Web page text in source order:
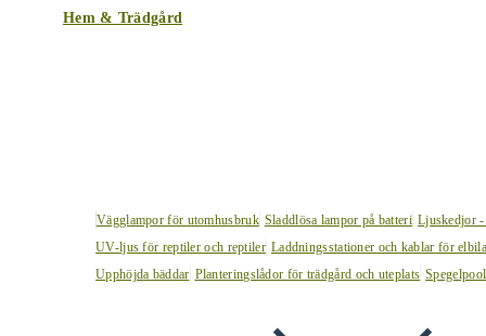
Hem & Trädgård
Vägglampor för utomhusbruk Sladdlösa lampor på batteri Ljuskedjor
UV-ljus för reptiler och reptiler Laddningsstationer och kablar för
Upphöjda bäddar Planteringslådor för trädgård och uteplats Spegelpool